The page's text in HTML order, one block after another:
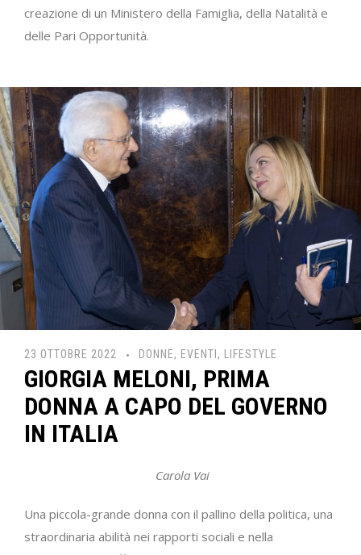
creazione di un Ministero della Famiglia, della Natalità e
delle Pari Opportunità.
23 OTTOBRE 2022 DONNE, EVENTI , LIFESTYLE
GIORGIA MELONI, PRIMA
DONNA A CAPO DEL GOVERNO
IN ITALIA
Carola Vai
Una piccola-grande donna con il pallino della politica, una
straordinaria abilità nei rapporti sociali e nella